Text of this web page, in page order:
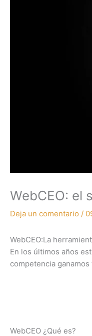
WebCEO: el
Deja un comentario /
WebCEO:La
En los últimos años
competencia ganamos
WebCEO ¿Qué es?